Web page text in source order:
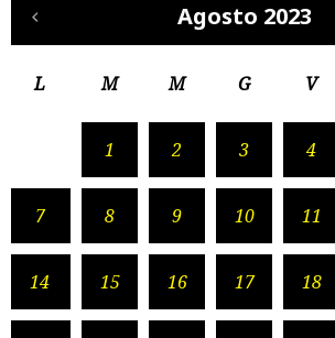
Agosto 2023
L M M G V
1 2 3 4
7 8 9 10 11
14 15 16 17 18